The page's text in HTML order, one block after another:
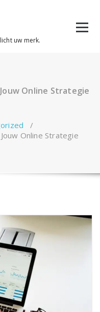
uw merk.
Online Strategie
/
Online Strategie